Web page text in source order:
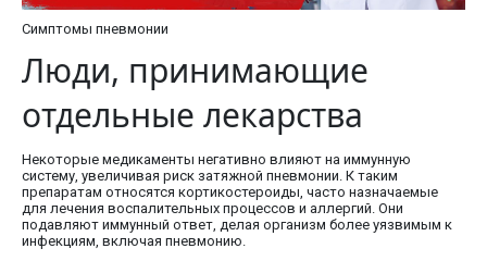
Симптомы пневмонии
Люди, принимающие
отдельные лекарства
Некоторые медикаменты негативно влияют на иммунную
систему, увеличивая риск затяжной пневмонии. К таким
препаратам относятся кортикостероиды, часто назначаемые
для лечения воспалительных процессов и аллергий. Они
подавляют иммунный ответ, делая организм более уязвимым к
инфекциям, включая пневмонию.